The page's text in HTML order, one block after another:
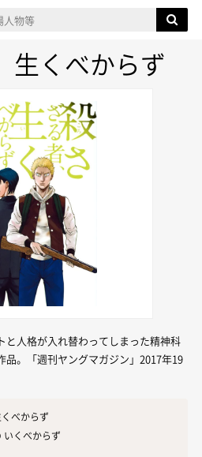
生くべからず
と人格が入れ替わってしまった精神科
品。「週刊ヤングマガジン」2017年19
べからず
いくべからず